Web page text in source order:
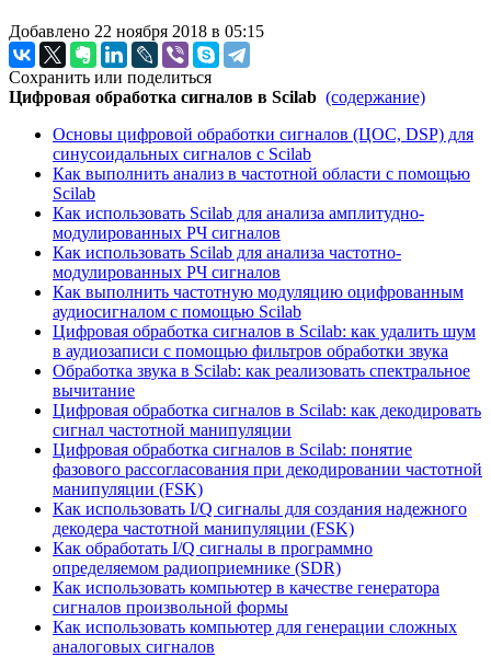
Добавлено 22 ноября 2018 в 05:15
Сохранить или поделиться
Цифровая обработка сигналов в Scilab (содержание)
Основы цифровой обработки сигналов (ЦОС, DSP) для
синусоидальных сигналов с Scilab
Как выполнить анализ в частотной области с помощью
Scilab
Как использовать Scilab для анализа амплитудно-
модулированных РЧ сигналов
Как использовать Scilab для анализа частотно-
модулированных РЧ сигналов
Как выполнить частотную модуляцию оцифрованным
аудиосигналом с помощью Scilab
Цифровая обработка сигналов в Scilab: как удалить шум
в аудиозаписи с помощью фильтров обработки звука
Обработка звука в Scilab: как реализовать спектральное
вычитание
Цифровая обработка сигналов в Scilab: как декодировать
сигнал частотной манипуляции
Цифровая обработка сигналов в Scilab: понятие
фазового рассогласования при декодировании частотной
манипуляции (FSK)
Как использовать I/Q сигналы для создания надежного
декодера частотной манипуляции (FSK)
Как обработать I/Q сигналы в программно
определяемом радиоприемнике (SDR)
Как использовать компьютер в качестве генератора
сигналов произвольной формы
Как использовать компьютер для генерации сложных
аналоговых сигналов